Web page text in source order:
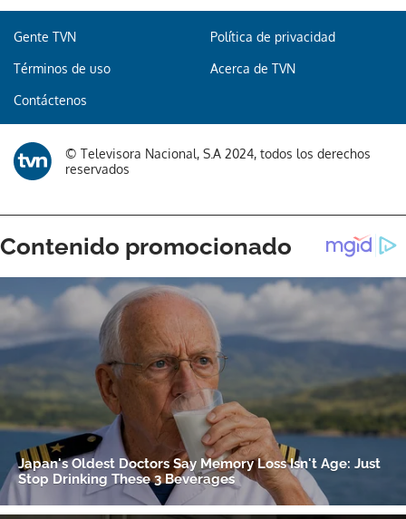
Gente TVN Política de privacidad
Términos de uso Acerca de TVN
Contáctenos
© Televisora Nacional, S.A 2024, todos los derechos
reservados